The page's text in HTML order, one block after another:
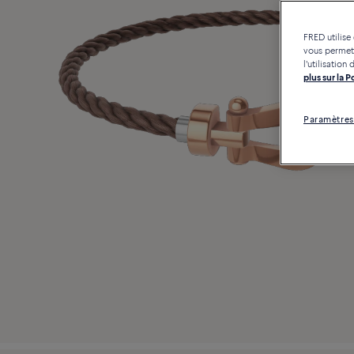
FRED
vous
l'utilisation
plus sur la